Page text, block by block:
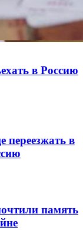
в Россию
переезжать в
память